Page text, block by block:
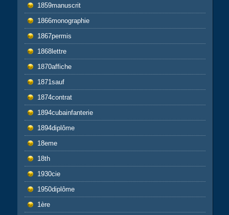
1859manuscrit
1866monographie
1867permis
1868lettre
1870affiche
1871sauf
1874contrat
1894cubainfanterie
1894diplôme
18eme
18th
1930cie
1950diplôme
1ère